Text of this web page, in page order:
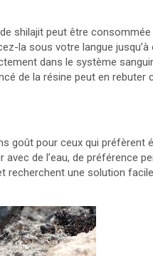
shilajit peut être consommée
la sous votre langue jusqu’à
dans le système
de la résine peut en rebuter
goût pour ceux qui préfèrent
avec de l’eau, de préférence
une solution